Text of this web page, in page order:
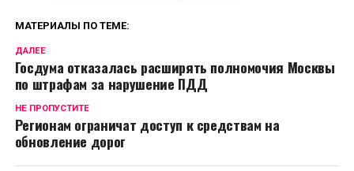
МАТЕРИАЛЫ ПО ТЕМЕ:
ДАЛЕЕ
Госдума отказалась расширять полномочия Москвы
по штрафам за нарушение ПДД
НЕ ПРОПУСТИТЕ
Регионам ограничат доступ к средствам на
обновление дорог